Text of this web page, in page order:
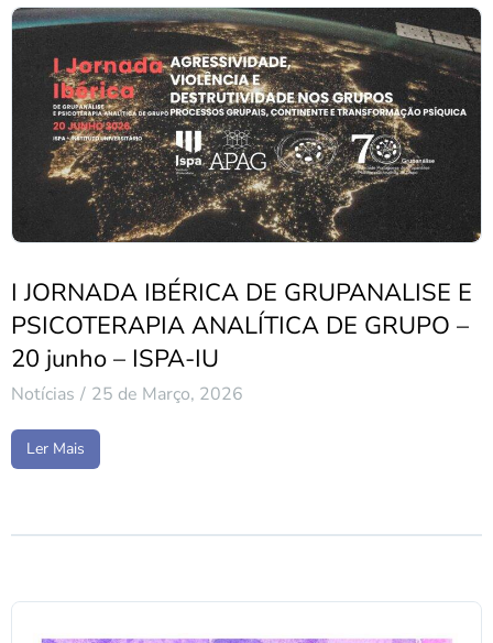
I JORNADA IBÉRICA DE GRUPANALISE E
PSICOTERAPIA ANALÍTICA DE GRUPO –
20 junho – ISPA-IU
Notícias 25 de Março, 2026
Ler Mais